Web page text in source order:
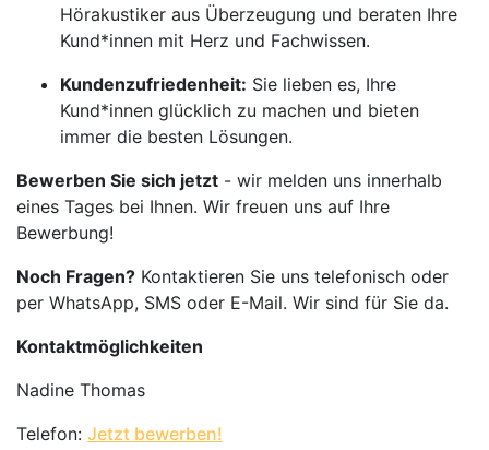
Hörakustiker aus Überzeugung und beraten Ihre
Kund*innen mit Herz und Fachwissen.
Kundenzufriedenheit: Sie lieben es, Ihre
Kund*innen glücklich zu machen und bieten
immer die besten Lösungen.
Bewerben Sie sich jetzt - wir melden uns innerhalb
eines Tages bei Ihnen. Wir freuen uns auf Ihre
Bewerbung!
Noch Fragen? Kontaktieren Sie uns telefonisch oder
per WhatsApp, SMS oder E-Mail. Wir sind für Sie da.
Kontaktmöglichkeiten
Nadine Thomas
Telefon: Jetzt bewerben!